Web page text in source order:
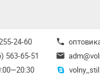
24-60
563-65-51
phone
mail
volny_stil